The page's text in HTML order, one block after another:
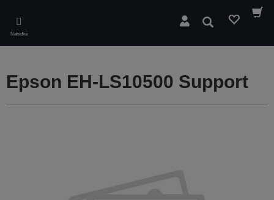
main
content
Nabídka
Hledat
Epson EH-LS10500 Support